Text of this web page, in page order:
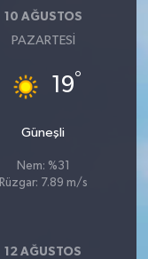
10 AĞUSTOS
PAZARTESI
19°
Güneşli
Nem: %31
Rüzgar: 7.89 m/s
12 AĞUSTOS